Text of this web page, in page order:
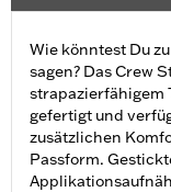
Wie könntest Du
sagen? Das Crew
strapazierfähigem
gefertigt und
zusätzlichen
Passform.